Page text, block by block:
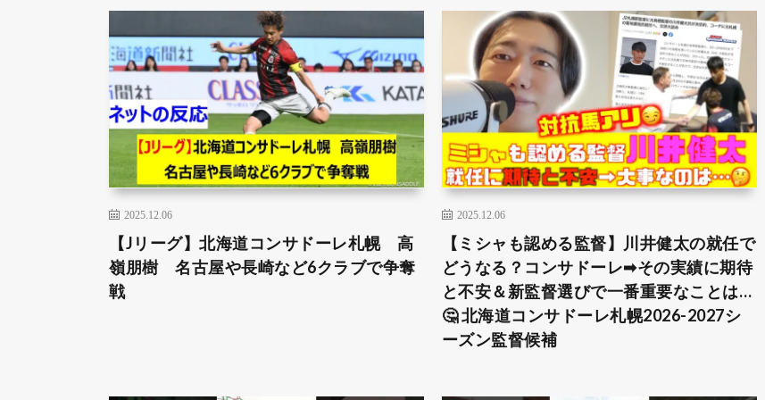
2025.12.06
【Jリーグ】北海道コンサドーレ札幌 高
嶺朋樹 名古屋や長崎など6クラブで争奪
戦
2025.12.06
【ミシャも認める監督】川井健太の就任で
どうなる？コンサドーレ➡︎その実績に期待
と不安＆新監督選びで一番重要なことは…
🤔 北海道コンサドーレ札幌2026-2027シ
ーズン監督候補